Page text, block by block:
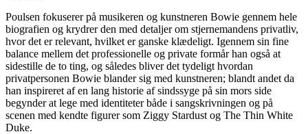
Poulsen fokuserer på musikeren og kunstneren Bowie gennem hele
biografien og krydrer den med detaljer om stjernemandens privatliv,
hvor det er relevant, hvilket er ganske klædeligt. Igennem sin fine
balance mellem det professionelle og private formår han også at
sidestille de to ting, og således bliver det tydeligt hvordan
privatpersonen Bowie blander sig med kunstneren; blandt andet da
han inspireret af en lang historie af sindssyge på sin mors side
begynder at lege med identiteter både i sangskrivningen og på
scenen med kendte figurer som Ziggy Stardust og The Thin White
Duke.